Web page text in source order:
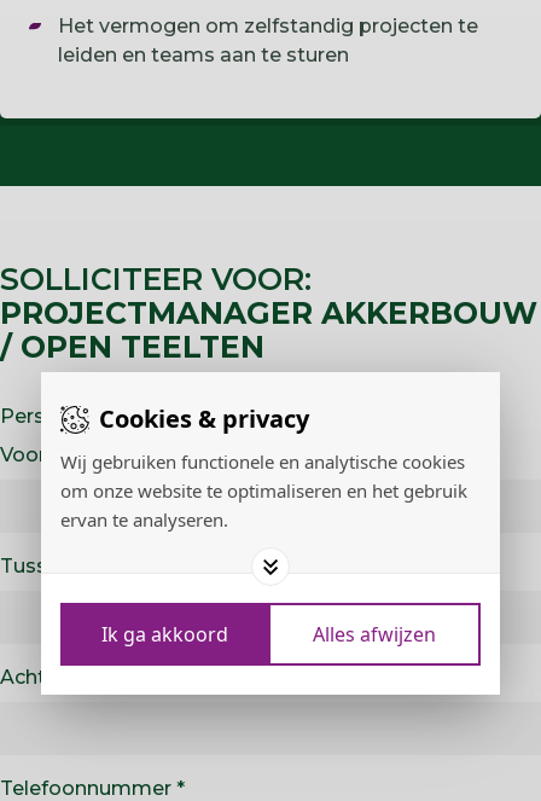
Cookies & privacy
Wij gebruiken functionele en analytische cookies
om onze website te optimaliseren en het gebruik
ervan te analyseren.
Ik ga akkoord Alles afwijzen
Het vermogen om zelfstandig projecten te
leiden en teams aan te sturen
SOLLICITEER VOOR:
PROJECTMANAGER AKKERBOUW
/ OPEN TEELTEN
Persoonlijke gegevens
Voornaam
Tussenvoegsel
Achternaam
Telefoonnummer